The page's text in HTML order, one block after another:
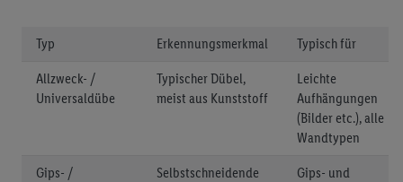
Typ Erkennungsmerkmal Typisch für
Allzweck- /
Universaldübe
Typischer Dübel,
meist aus Kunststoff
Leichte
Aufhängungen
(Bilder etc.), alle
Wandtypen
Gips- /
Selbstschneidende
Gips- und